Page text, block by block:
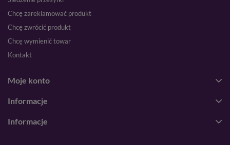
Chcę zareklamować produkt
Chcę zwrócić produkt
Chcę wymienić towar
Kontakt
Moje konto
Informacje
Informacje